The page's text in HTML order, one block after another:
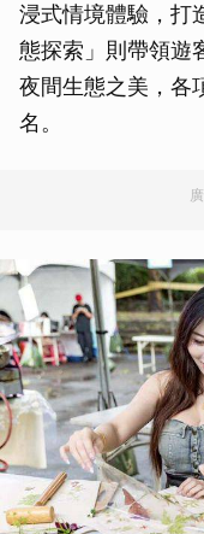
浸式情境體驗，打
態探索」則帶領遊
夜間生態之美，各
名。